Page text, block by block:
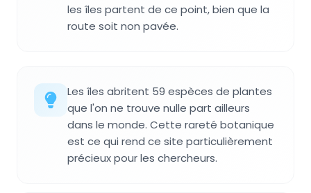
les îles partent de ce point, bien que la
route soit non pavée.
Les îles abritent 59 espèces de plantes
que l'on ne trouve nulle part ailleurs
dans le monde. Cette rareté botanique
est ce qui rend ce site particulièrement
précieux pour les chercheurs.